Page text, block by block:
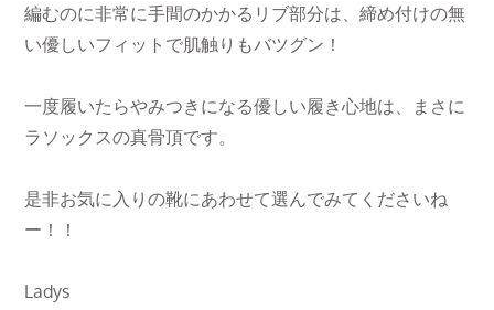
編むのに非常に手間のかかるリブ部分は、締め付けの無
い優しいフィットで肌触りもバツグン！
一度履いたらやみつきになる優しい履き心地は、まさに
ラソックスの真骨頂です。
是非お気に入りの靴にあわせて選んでみてくださいね
ー！！
Ladys